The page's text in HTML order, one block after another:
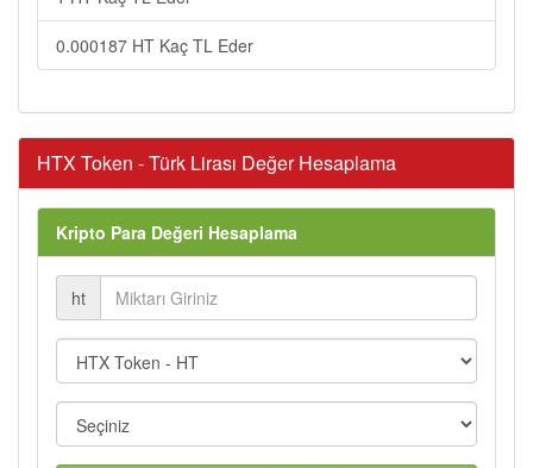
0.000187 HT Kaç TL Eder
HTX Token - Türk Lirası Değer Hesaplama
Kripto Para Değeri Hesaplama
ht